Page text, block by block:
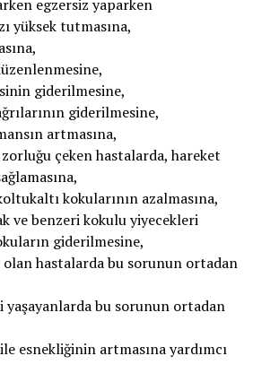
egzersiz yaparken
yüksek tutmasına,
giderilmesine,
giderilmesine,
artmasına,
çeken hastalarda, hareket
kokularının azalmasına,
ve benzeri kokulu yiyecekleri
giderilmesine,
olan hastalarda bu sorunun ortadan
yaşayanlarda bu sorunun ortadan
esnekliğinin artmasına yardımcı